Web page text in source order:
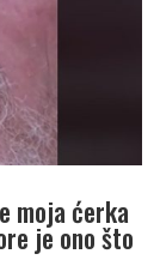
moja ćerka
je ono što